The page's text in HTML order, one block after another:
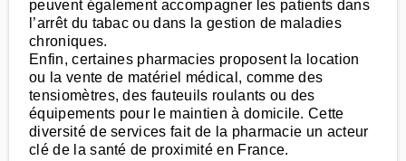
peuvent également accompagner les patients dans
l’arrêt du tabac ou dans la gestion de maladies
chroniques.
Enfin, certaines pharmacies proposent la location
ou la vente de matériel médical, comme des
tensiomètres, des fauteuils roulants ou des
équipements pour le maintien à domicile. Cette
diversité de services fait de la pharmacie un acteur
clé de la santé de proximité en France.